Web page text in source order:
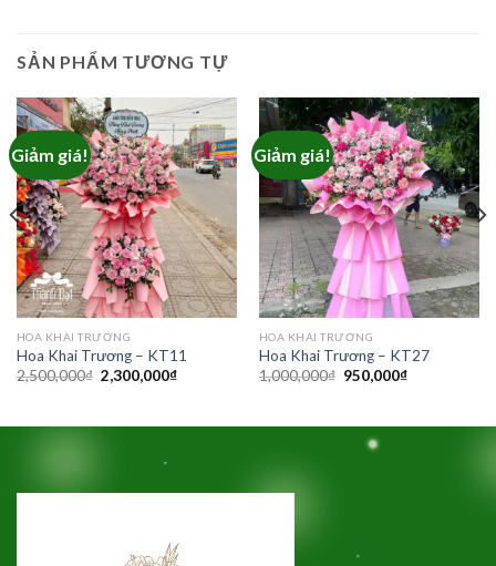
SẢN PHẨM TƯƠNG TỰ
Giảm giá!
HOA KHAI TRƯƠNG
Hoa Khai Trương – KT11
2,500,000₫ Giá
gốc
2,300,000₫Giá
2,300,000₫.
Giảm giá!
HOA KHAI TRƯƠNG
Hoa Khai Trương – KT27
1,000,000₫ Giá
950,000₫Giá
950,000₫.